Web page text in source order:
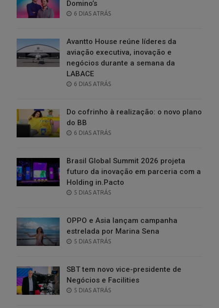
Domino’s
POSTED
6 DIAS ATRÁS
Avantto House reúne líderes da
aviação executiva, inovação e
negócios durante a semana da
LABACE
POSTED
6 DIAS ATRÁS
Do cofrinho à realização: o novo plano
do BB
POSTED
6 DIAS ATRÁS
Brasil Global Summit 2026 projeta
futuro da inovação em parceria com a
Holding in.Pacto
POSTED
5 DIAS ATRÁS
OPPO e Asia lançam campanha
estrelada por Marina Sena
POSTED
5 DIAS ATRÁS
SBT tem novo vice-presidente de
Negócios e Facilities
POSTED
5 DIAS ATRÁS